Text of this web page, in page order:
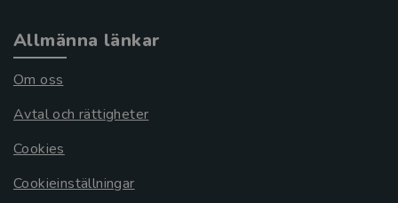
Allmänna länkar
Om oss
Avtal och rättigheter
Cookies
Cookieinställningar